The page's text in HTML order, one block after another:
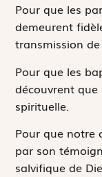
Pour que les
demeurent
transmission
Pour que les
découvrent
spirituelle.
Pour que notre
par son
salvifique de